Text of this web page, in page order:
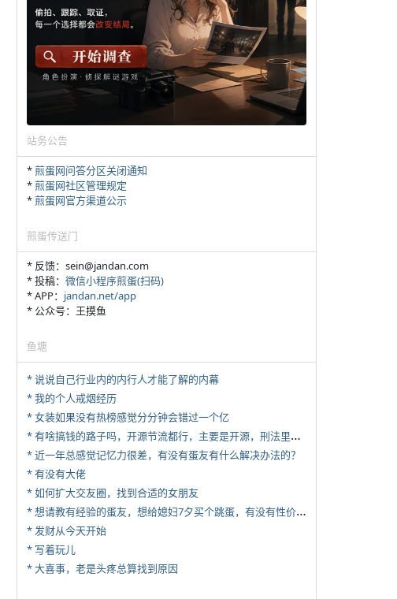
站务公告
*煎蛋网问答分区关闭通知
*煎蛋网社区管理规定
*煎蛋网官方渠道公示
煎蛋传送门
* 反馈：sein@jandan.com
* 投稿： 微信小程序煎蛋(扫码)
* APP： jandan.net/app
* 公众号：王摸鱼
鱼塘
* 说说自己行业内的内行人才能了解的内幕
* 我的个人戒烟经历
* 女装如果没有热榜感觉分分钟会错过一个亿
*
有啥搞钱的路子吗，开源节流都行，主要是开源，刑法里的咱不做
* 近一年总感觉记忆力很差，有没有蛋友有什么解决办法的？
* 有没有大佬
* 如何扩大交友圈，找到合适的女朋友
*
想请教有经验的蛋友，想给媳妇7夕买个跳蛋，有没有性价比高的推荐
* 发财从今天开始
* 写着玩儿
* 大喜事，老是头疼总算找到原因